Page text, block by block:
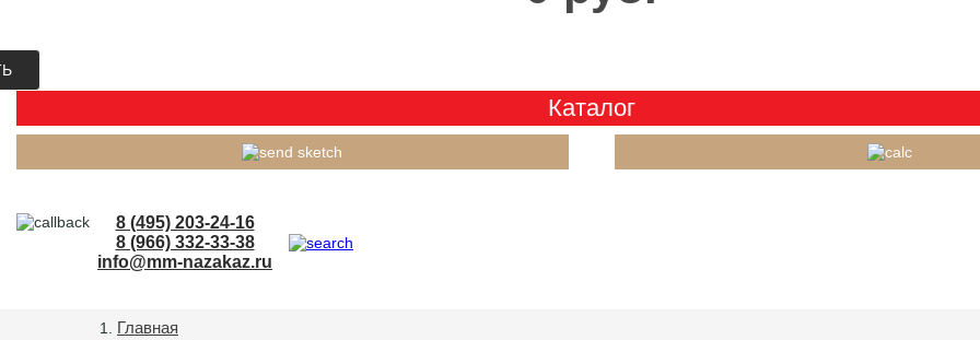
Каталог
8 (495) 203-24-16
8 (966) 332-33-38
info@mm-nazakaz.ru
Главная